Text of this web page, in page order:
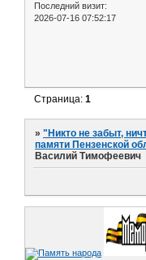
Последний визит:
2026-07-16 07:52:17
Страница:1
»"Никто не забыт,
памяти Пензенской
Василий Тимофеевич